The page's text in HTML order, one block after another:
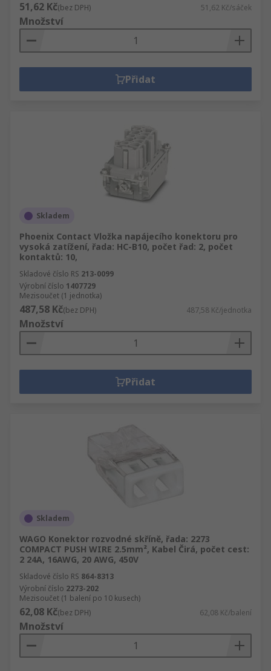
51,62 Kč(bez DPH) 51,62 Kč/sáček
Množství
Přidat
Skladem
Phoenix Contact Vložka napájecího konektoru pro
vysoká zatížení, řada: HC-B10, počet řad: 2, počet
kontaktů: 10,
Skladové číslo RS 213-0099
Výrobní číslo 1407729
Mezisoučet (1 jednotka)
487,58 Kč(bez DPH) 487,58 Kč/jednotka
Množství
Přidat
Skladem
WAGO Konektor rozvodné skříně, řada: 2273
COMPACT PUSH WIRE 2.5mm², Kabel Čirá, počet cest:
2 24A, 16AWG, 20 AWG, 450V
Skladové číslo RS 864-8313
Výrobní číslo 2273-202
Mezisoučet (1 balení po 10 kusech)
62,08 Kč(bez DPH) 62,08 Kč/balení
Množství